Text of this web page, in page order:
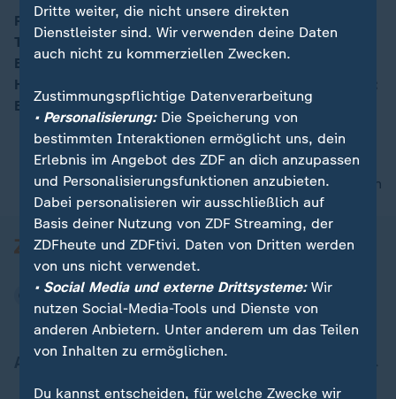
00:15
Fit bleiben im Shutdown. Fitnesscoach und Olympia-
Turnerin Anke Schönfelder und ZDF-Reporter Carsten
Behrendt verwandeln in dieser Serie
Haushaltsgegenstände in Sportgeräte. In dieser Folge:
Ein Stuhl als Universalgerät.
nach oben
Dritte weiter, die nicht unsere direkten
Dienstleister sind. Wir verwenden deine Daten
auch nicht zu kommerziellen Zwecken.
Zustimmungspflichtige Datenverarbeitung
• Personalisierung:Die Speicherung von
bestimmten Interaktionen ermöglicht uns, dein
Erlebnis im Angebot des ZDF an dich anzupassen
und Personalisierungsfunktionen anzubieten.
Dabei personalisieren wir ausschließlich auf
Basis deiner Nutzung von ZDF Streaming, der
ZDFheute und ZDFtivi. Daten von Dritten werden
von uns nicht verwendet.
• Social Media und externe Drittsysteme:Wir
nutzen Social-Media-Tools und Dienste von
anderen Anbietern. Unter anderem um das Teilen
von Inhalten zu ermöglichen.
Du kannst entscheiden, für welche Zwecke wir